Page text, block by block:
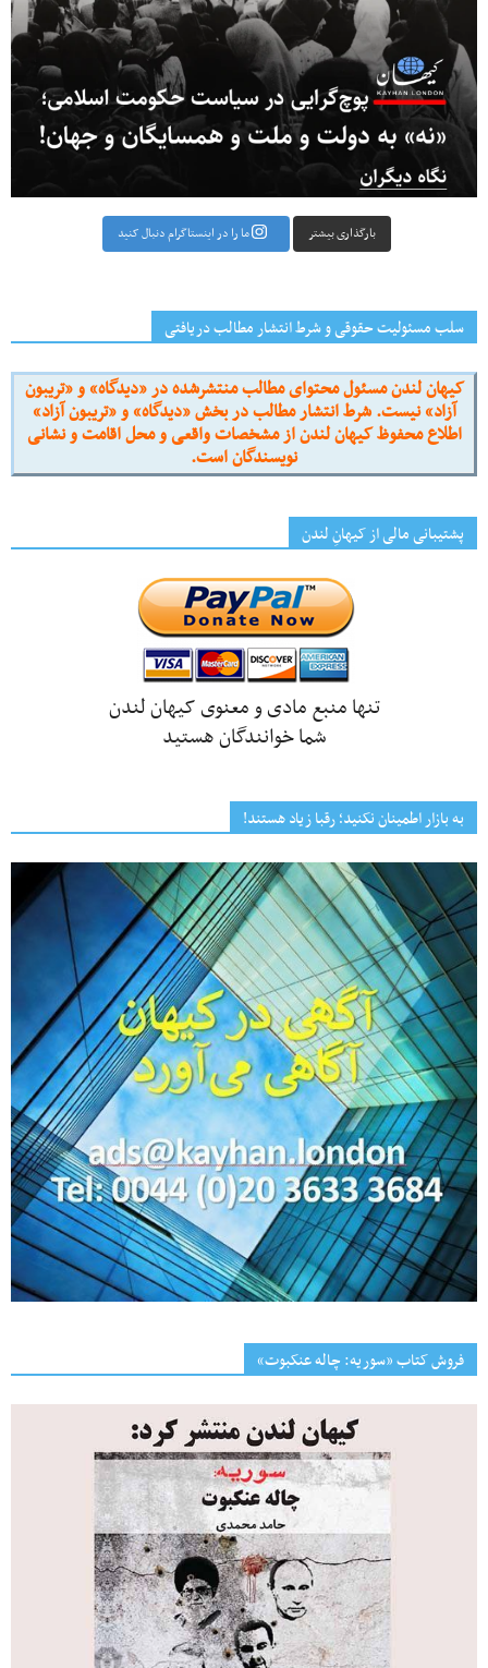
بارگذاری بیشتر ما را در اینستاگرام دنبال کنید
سلب مسئولیت حقوقی و شرط انتشار مطالب دریافتی
کیهان لندن مسئول محتوای مطالب منتشرشده در «دیدگاه» و «تریبون
آزاد» نیست. شرط انتشار مطالب در بخش «دیدگاه» و «تریبون آزاد»
اطلاع محفوظ کیهان لندن از مشخصات واقعی و محل اقامت و نشانی
نویسندگان است.
پشتیبانی مالی از کیهانِ لندن
تنها منبع مادی و معنوی کیهان لندن
شما خوانندگان هستید
به بازار اطمینان نکنید؛ رقبا زیاد هستند!
فروش کتاب «سوریه: چاله عنکبوت»